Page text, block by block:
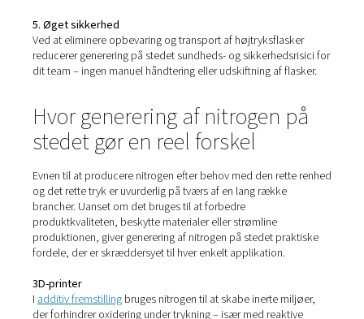
2. Ingen forsyningsafbrydelser
Undgå risikoen for forsinkede leveringer,
leverandørforsinkelser. Generering af nitrogen på
at du aldrig løber tør – selv ikke under
afbrydelser i forsyningskæden.
3. Høj renhed, efter behov
Moderne systemer giver mulighed for præcis kontrol af
nitrogenrenhedsniveauer. Uanset om du har brug for 95
grundlæggende anvendelser eller 99,999 % til
processer, kan du producere det efter behov.
4. Reduktion af affald og emissioner
I modsætning til flasker eller bulktanke, der kan udlufte
gas, producerer systemer på stedet kun det, der er